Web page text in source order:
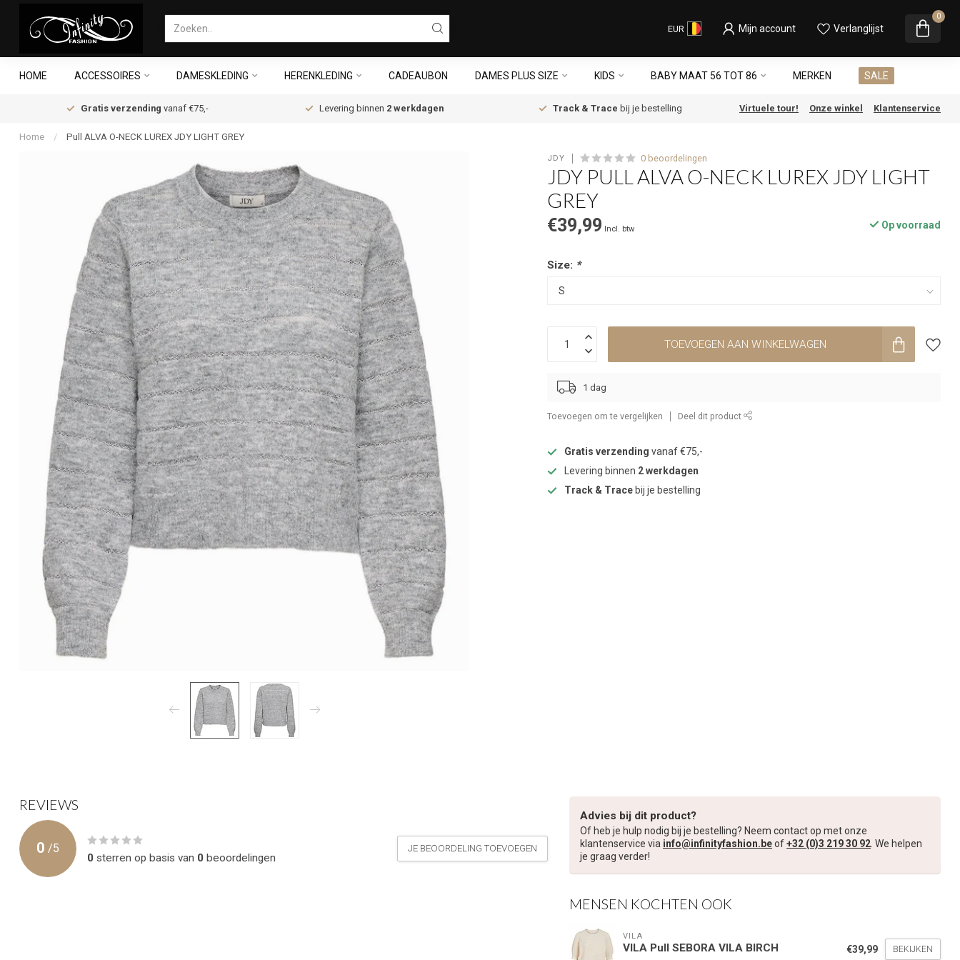
EUR Mijn account Verlanglijst
0
HOME ACCESSOIRES DAMESKLEDING HERENKLEDING CADEAUBON DAMES PLUS SIZE KIDS BABY MAAT 56 TOT 86 MERKEN SALE
Gratis verzending vanaf €75,- Levering binnen 2 werkdagen Track & Trace bij je bestelling Virtuele tour! Onze winkel Klantenservice
Home / Pull ALVA O-NECK LUREX JDY LIGHT GREY
JDY 0 beoordelingen
JDY PULL ALVA O-NECK LUREX JDY LIGHT
GREY
€39,99 Incl. btw Op voorraad
Size: *
TOEVOEGEN AAN WINKELWAGEN
1 dag
Toevoegen om te vergelijken Deel dit product
Gratis verzending vanaf €75,-
Levering binnen 2 werkdagen
Track & Trace bij je bestelling
REVIEWS
0 /5
0 sterren op basis van 0 beoordelingen
JE BEOORDELING TOEVOEGEN
Advies bij dit product?
Of heb je hulp nodig bij je bestelling? Neem contact op met onze
klantenservice via info@infinityfashion.beof+32 (0)3 219 30 92 . We helpen
je graag verder!
MENSEN KOCHTEN OOK
VILA
VILA Pull SEBORA VILA BIRCH €39,99 BEKIJKEN